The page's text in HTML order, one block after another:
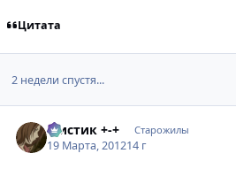
Цитата
2 недели спустя...
Мистик +-+ Старожилы
19 Марта, 201214 г